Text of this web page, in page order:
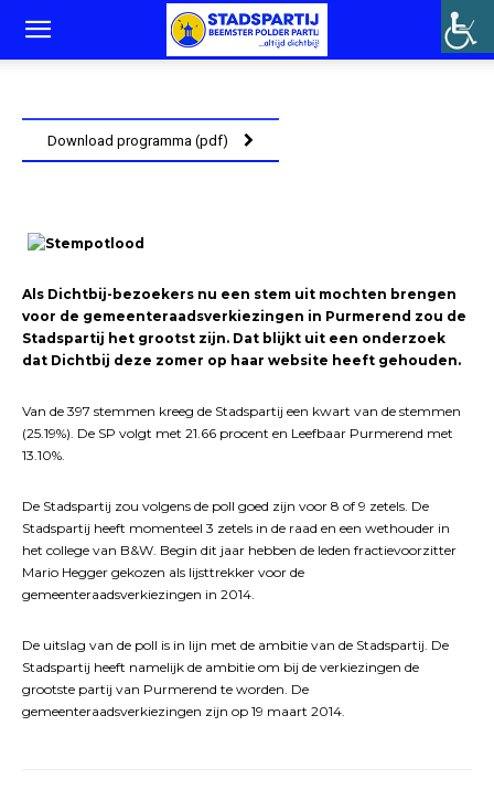
Download programma (pdf)
Als Dichtbij-bezoekers nu een stem uit mochten brengen
voor de gemeenteraadsverkiezingen in Purmerend zou de
Stadspartij het grootst zijn. Dat blijkt uit een onderzoek
dat Dichtbij deze zomer op haar website heeft gehouden.
Van de 397 stemmen kreeg de Stadspartij een kwart van de stemmen
(25.19%). De SP volgt met 21.66 procent en Leefbaar Purmerend met
13.10%.
De Stadspartij zou volgens de poll goed zijn voor 8 of 9 zetels. De
Stadspartij heeft momenteel 3 zetels in de raad en een wethouder in
het college van B&W. Begin dit jaar hebben de leden fractievoorzitter
Mario Hegger gekozen als lijsttrekker voor de
gemeenteraadsverkiezingen in 2014.
De uitslag van de poll is in lijn met de ambitie van de Stadspartij. De
Stadspartij heeft namelijk de ambitie om bij de verkiezingen de
grootste partij van Purmerend te worden. De
gemeenteraadsverkiezingen zijn op 19 maart 2014.